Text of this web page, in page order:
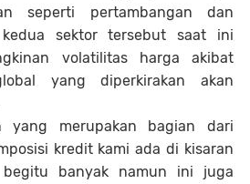
seperti pertambangan dan
sektor tersebut saat ini
volatilitas harga akibat
yang diperkirakan akan
yang merupakan bagian dari
kredit kami ada di kisaran
begitu banyak namun ini juga